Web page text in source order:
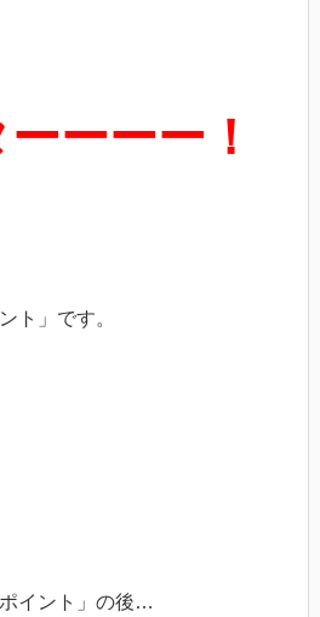
ーーー！
ト」です。
イント」の後…